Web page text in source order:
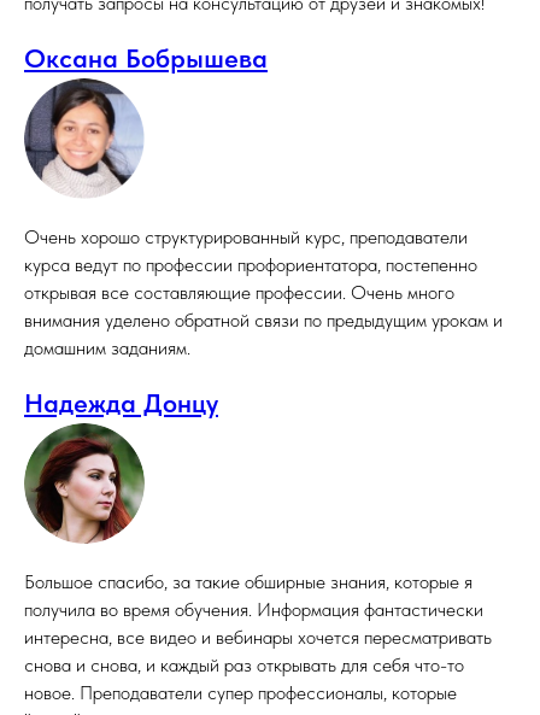
Оксана Бобрышева
Очень хорошо структурированный курс, преподаватели
курса ведут по профессии профориентатора, постепенно
открывая все составляющие профессии. Очень много
внимания уделено обратной связи по предыдущим урокам и
домашним заданиям.
Надежда Донцу
Большое спасибо, за такие обширные знания, которые я
получила во время обучения. Информация фантастически
интересна, все видео и вебинары хочется пересматривать
снова и снова, и каждый раз открывать для себя что-то
новое. Преподаватели супер профессионалы, которые